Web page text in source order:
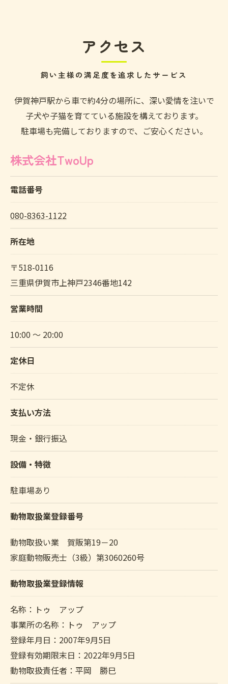
飼い主様の満足度を追求したサービス
アクセス
伊賀神戸駅から車で約4分の場所に、深い愛情を注いで
子犬や子猫を育てている施設を構えております。
駐車場も完備しておりますので、ご安心ください。
株式会社TwoUp
電話番号
080-8363-1122
所在地
〒518-0116
三重県伊賀市上神戸2346番地142
営業時間
10:00 ～ 20:00
定休日
不定休
支払い方法
現金・銀行振込
設備・特徴
駐車場あり
動物取扱業登録番号
動物取扱い業 賀販第19－20
家庭動物販売士（3級）第3060260号
動物取扱業登録情報
名称：トゥ アップ
事業所の名称：トゥ アップ
登録年月日：2007年9月5日
登録有効期限末日：2022年9月5日
動物取扱責任者：平岡 勝巳